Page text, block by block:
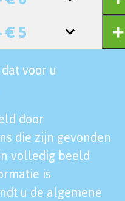
€ 5
voor u
door
die zijn gevonden
volledig beeld
is
u de algemene